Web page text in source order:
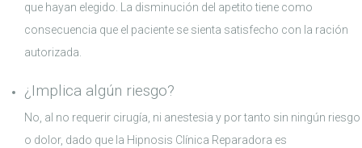
que hayan elegido. La disminución del apetito tiene como
consecuencia que el paciente se sienta satisfecho con la ración
autorizada.
¿Implica algún riesgo?
No, al no requerir cirugía, ni anestesia y por tanto sin ningún riesgo
o dolor, dado que la Hipnosis Clínica Reparadora es